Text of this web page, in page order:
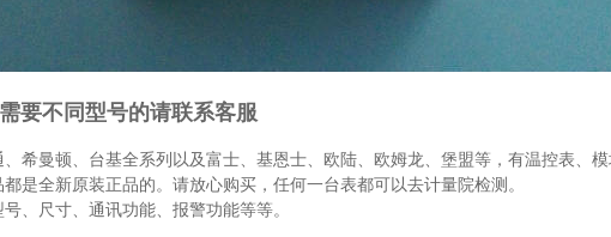
要不同型号的请联系客服
希曼顿、台基全系列以及富士、基恩士、欧陆、欧姆龙、堡盟等，有温控表、模
是全新原装正品的。请放心购买，任何一台表都可以去计量院检测。
、尺寸、通讯功能、报警功能等等。